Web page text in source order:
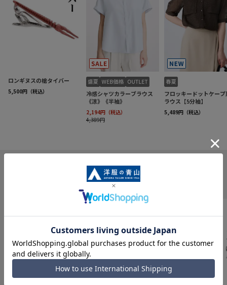
INFORMATION
最新のお買い得情報
スーツスクエア
みんなの